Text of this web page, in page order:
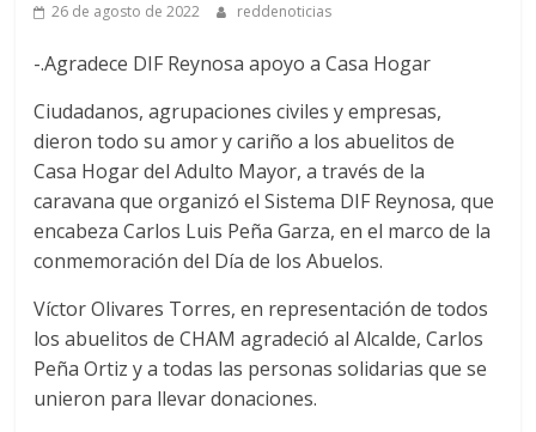
26 de agosto de 2022 reddenoticias
-.Agradece DIF Reynosa apoyo a Casa Hogar
Ciudadanos, agrupaciones civiles y empresas,
dieron todo su amor y cariño a los abuelitos de
Casa Hogar del Adulto Mayor, a través de la
caravana que organizó el Sistema DIF Reynosa, que
encabeza Carlos Luis Peña Garza, en el marco de la
conmemoración del Día de los Abuelos.
Víctor Olivares Torres, en representación de todos
los abuelitos de CHAM agradeció al Alcalde, Carlos
Peña Ortiz y a todas las personas solidarias que se
unieron para llevar donaciones.